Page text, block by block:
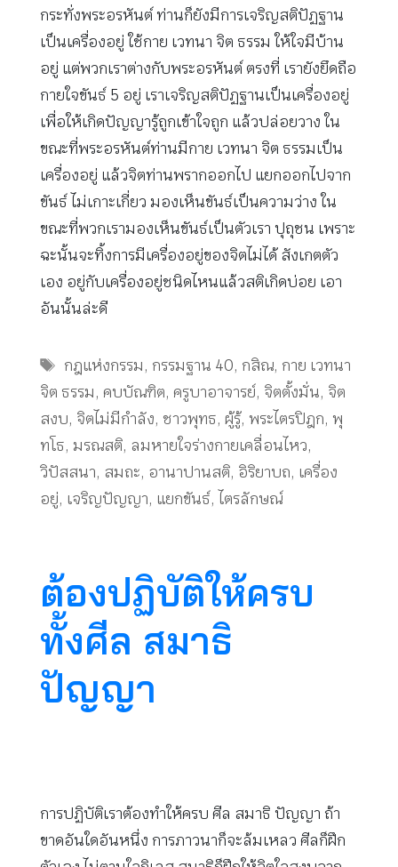
กระทั่งพระอรหันต์ ท่านก็ยังมีการเจริญสติปัฏฐาน
เป็นเครื่องอยู่ ใช้กาย เวทนา จิต ธรรม ให้ใจมีบ้าน
อยู่ แต่พวกเราต่างกับพระอรหันต์ ตรงที่ เรายังยึดถือ
กายใจขันธ์ 5 อยู่ เราเจริญสติปัฏฐานเป็นเครื่องอยู่
เพื่อให้เกิดปัญญารู้ถูกเข้าใจถูก แล้วปล่อยวาง ใน
ขณะที่พระอรหันต์ท่านมีกาย เวทนา จิต ธรรมเป็น
เครื่องอยู่ แล้วจิตท่านพรากออกไป แยกออกไปจาก
ขันธ์ ไม่เกาะเกี่ยว มองเห็นขันธ์เป็นความว่าง ใน
ขณะที่พวกเรามองเห็นขันธ์เป็นตัวเรา ปุถุชน เพราะ
ฉะนั้นจะทิ้งการมีเครื่องอยู่ของจิตไม่ได้ สังเกตตัว
เอง อยู่กับเครื่องอยู่ชนิดไหนแล้วสติเกิดบ่อย เอา
อันนั้นล่ะดี
Tags
กฎแห่งกรรม, กรรมฐาน 40, กสิณ, กาย เวทนา
จิต ธรรม, คบบัณฑิต, ครูบาอาจารย์, จิตตั้งมั่น, จิต
สงบ, จิตไม่มีกำลัง, ชาวพุทธ, ผู้รู้, พระไตรปิฎก, พุ
ทโธ, มรณสติ, ลมหายใจร่างกายเคลื่อนไหว,
วิปัสสนา, สมถะ, อานาปานสติ, อิริยาบถ, เครื่อง
อยู่, เจริญปัญญา, แยกขันธ์, ไตรลักษณ์
ต้องปฏิบัติให้ครบ
ทั้งศีล สมาธิ
ปัญญา
การปฏิบัติเราต้องทำให้ครบ ศีล สมาธิ ปัญญา ถ้า
ขาดอันใดอันหนึ่ง การภาวนาก็จะล้มเหลว ศีลก็ฝึก